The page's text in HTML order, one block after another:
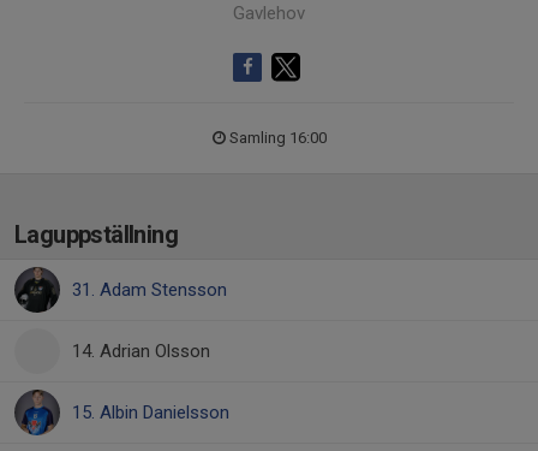
Gavlehov
Samling 16:00
Laguppställning
31. Adam Stensson
14. Adrian Olsson
15. Albin Danielsson